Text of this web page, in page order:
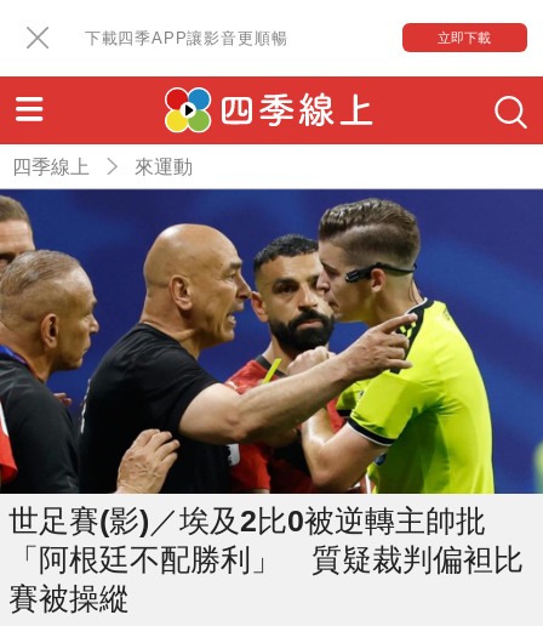
下載四季APP讓影音更順暢 立即下載
四季線上 來運動
世足賽(影)／埃及2比0被逆轉主帥批
「阿根廷不配勝利」 質疑裁判偏袒比
賽被操縱